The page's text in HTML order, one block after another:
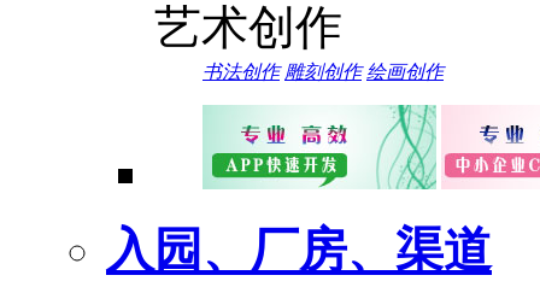
艺术创作
书法创作 雕刻创作 绘画创作
入园、厂房、渠道